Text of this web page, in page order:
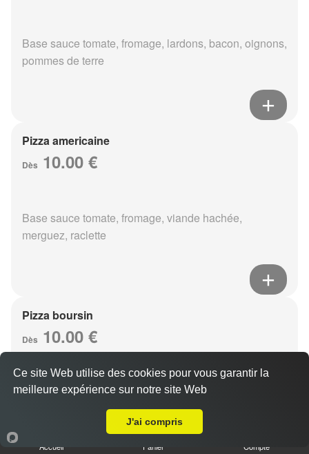
Base sauce tomate, fromage, lardons, bacon, oignons,
pommes de terre
Pizza americaine
Dès 10.00 €
Base sauce tomate, fromage, viande hachée,
merguez, raclette
Pizza boursin
Dès 10.00 €
Base sauce tomate, fromage, viande hachée, boursin,
Accueil Panier Compte
Ce site Web utilise des cookies pour vous garantir la
meilleure expérience sur notre site Web
J'ai compris